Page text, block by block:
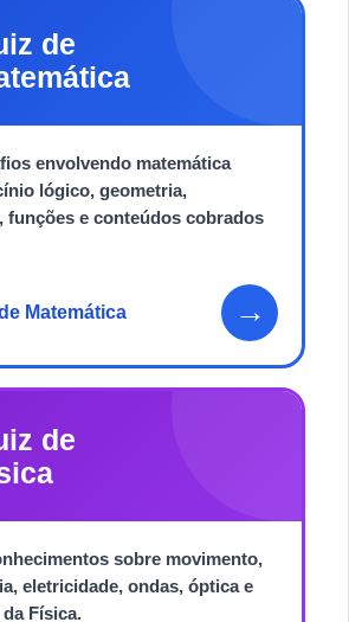
de
envolvendo matemática
lógico, geometria,
funções e conteúdos cobrados
Matemática →
de
sobre movimento,
eletricidade, ondas, óptica e
Física.